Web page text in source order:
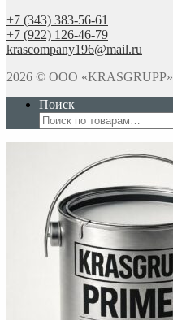
+7 (343) 383-56-61
+7 (922) 126-46-79
krascompany196@mail.ru
2026 © ООО «KRASGRUPP»
Поиск
Искать: